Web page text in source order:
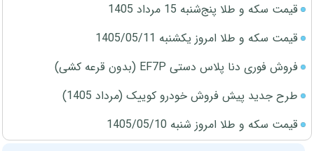
قیمت سکه و طلا پنج‌شنبه 15 مرداد 1405
قیمت سکه و طلا امروز یکشنبه 1405/05/11
فروش فوری دنا پلاس دستی EF7P (بدون قرعه کشی)
طرح جدید پیش فروش خودرو کوییک (مرداد 1405)
قیمت سکه و طلا امروز شنبه 1405/05/10